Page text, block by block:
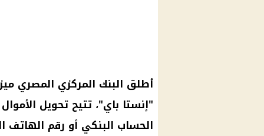
أطلق البنك المركزي المصري
"إنستا باي"، تتيح تحويل الأموال
الحساب البنكي أو رقم